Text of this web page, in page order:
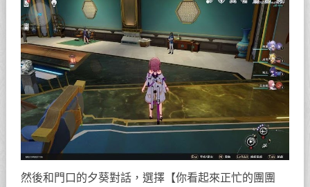
然後和門口的夕葵對話，選擇【你看起來正忙的團團